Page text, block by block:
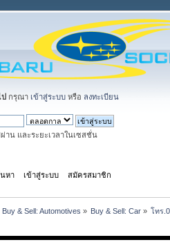
กรุณา เข้าสู่ระบบ หรือ ลงทะเบียน
าน และระยะเวลาในเซสชั่น
หา เข้าสู่ระบบ สมัครสมาชิก
Buy & Sell: Automotives » Buy & Sell: Car» โทร